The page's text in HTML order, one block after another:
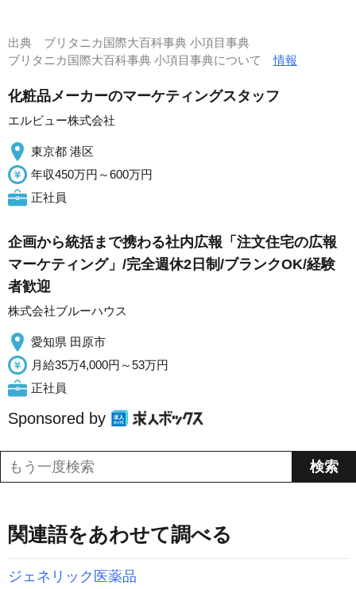
出典 ブリタニカ国際大百科事典 小項目事典
ブリタニカ国際大百科事典 小項目事典について情報
化粧品メーカーのマーケティングスタッフ
エルビュー株式会社
東京都 港区
年収450万円～600万円
正社員
企画から統括まで携わる社内広報「注文住宅の広報
マーケティング」/完全週休2日制/ブランクOK/経験
者歓迎
株式会社ブルーハウス
愛知県 田原市
月給35万4,000円～53万円
正社員
Sponsored by
関連語をあわせて調べる
ジェネリック医薬品